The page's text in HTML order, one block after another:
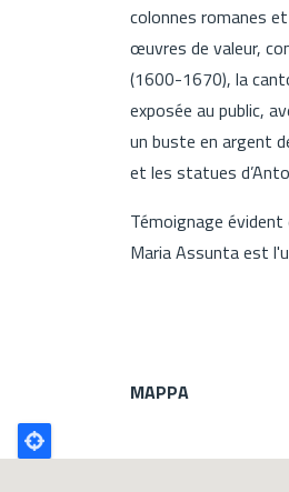
colonnes romanes
œuvres de valeur,
(1600-1670), la
exposée au public,
un buste en argent
et les statues
Témoignage
Maria Assunta est
MAPPA
Poligono
GEO